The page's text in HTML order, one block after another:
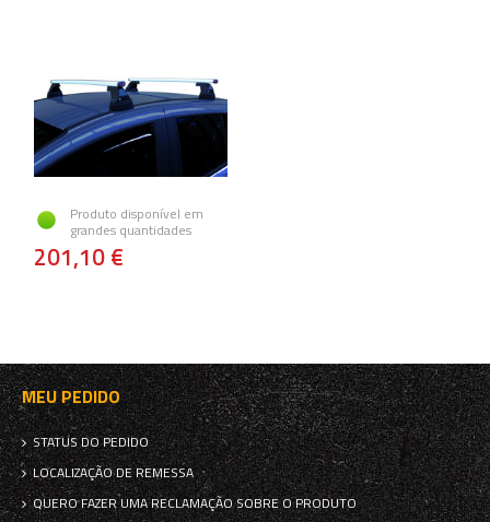
Produto disponível em
grandes quantidades
201,10 €
MEU PEDIDO
STATUS DO PEDIDO
LOCALIZAÇÃO DE REMESSA
QUERO FAZER UMA RECLAMAÇÃO SOBRE O PRODUTO